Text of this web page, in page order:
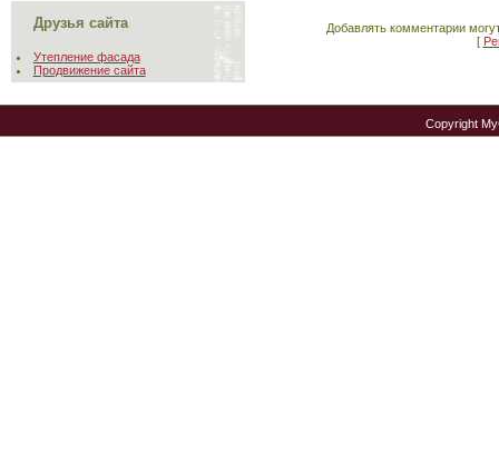
Друзья сайта
Утепление фасада
Продвижение сайта
Добавлять комментарии
[
Copyright